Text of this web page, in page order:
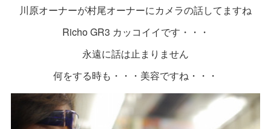
川原オーナーが村尾オーナーにカメラの話してますね
Richo GR3 カッコイイです・・・
永遠に話は止まりません
何をする時も・・・美容ですね・・・